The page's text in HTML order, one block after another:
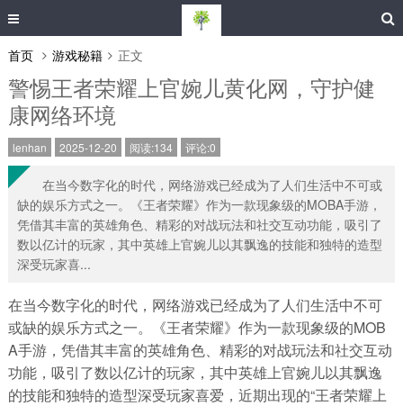
首页 游戏秘籍 正文
警惕王者荣耀上官婉儿黄化网，守护健
康网络环境
lenhan 2025-12-20 阅读:134 评论:0
在当今数字化的时代，网络游戏已经成为了人们生活中不可或
缺的娱乐方式之一。《王者荣耀》作为一款现象级的MOBA手游，
凭借其丰富的英雄角色、精彩的对战玩法和社交互动功能，吸引了
数以亿计的玩家，其中英雄上官婉儿以其飘逸的技能和独特的造型
深受玩家喜...
在当今数字化的时代，网络游戏已经成为了人们生活中不可
或缺的娱乐方式之一。《王者荣耀》作为一款现象级的MOB
A手游，凭借其丰富的英雄角色、精彩的对战玩法和社交互动
功能，吸引了数以亿计的玩家，其中英雄上官婉儿以其飘逸
的技能和独特的造型深受玩家喜爱，近期出现的“王者荣耀上